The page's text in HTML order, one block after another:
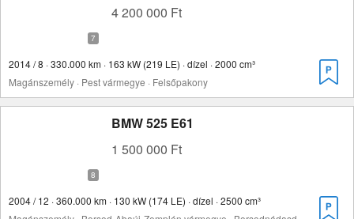
4 200 000 Ft
2014 / 8 · 330.000 km · 163 kW (219 LE) · dízel · 2000 cm³
Magánszemély · Pest vármegye · Felsőpakony
BMW 525 E61
1 500 000 Ft
2004 / 12 · 360.000 km · 130 kW (174 LE) · dízel · 2500 cm³